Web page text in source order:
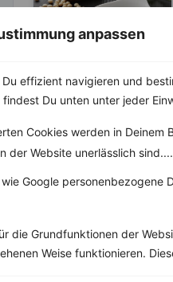
anpassen
effizient navigieren und
Du unten unter jeder
Cookies werden in
der Website unerlässlich sind....
Google personenbezogene
die Grundfunktionen der
Weise funktionieren.
Sojasauce – Die
gesunde
Sojasauce ist nicht nur
Gegend beliebt –
Sauce überall...